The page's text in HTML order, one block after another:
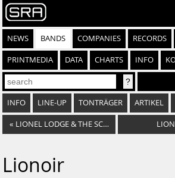
NEWS BANDS COMPANIES RECORDS
PRINTMEDIA DATA CHARTS INFO
INFO LINE-UP TONTRÄGER ARTIKEL
« LIONEL LODGE & THE SCHRÄGGED OUT BAND
Lionoir